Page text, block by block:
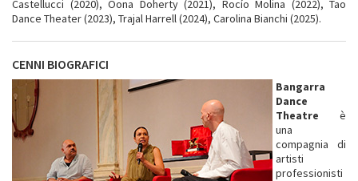
Castellucci (2020), Oona Doherty (2021), Rocío Molina (2022), Tao
Dance Theater (2023), Trajal Harrell (2024), Carolina Bianchi (2025).
CENNI BIOGRAFICI
Bangarra
Dance
Theatre è
una
compagnia di
artisti
professionisti